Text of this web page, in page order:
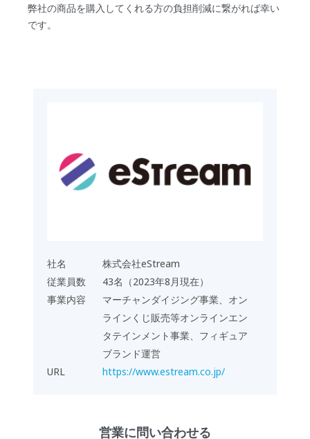
弊社の商品を購入してくれる方の負担削減に繋がれば幸い
です。
社名
株式会社eStream
従業員数
43名（2023年8月現在）
事業内容
マーチャンダイジング事業、オン
ラインくじ販売等オンラインエン
タテインメント事業、フィギュア
ブランド運営
URL
https://www.estream.co.jp/
営業に問い合わせる